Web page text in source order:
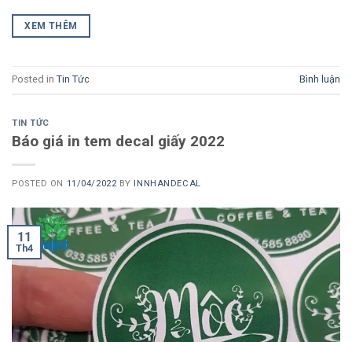
XEM THÊM
Posted in Tin Tức Bình luận
TIN TỨC
Báo giá in tem decal giấy 2022
POSTED ON 11/04/2022BY INNHANDECAL
11
Th4